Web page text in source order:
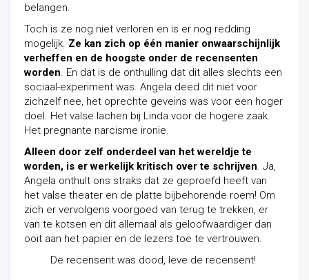
belangen.
Toch is ze nog niet verloren en is er nog redding
mogelijk. Ze kan zich op één manier onwaarschijnlijk
verheffen en de hoogste onder de recensenten
worden. En dat is de onthulling dat dit alles slechts een
sociaal-experiment was. Angela deed dit niet voor
zichzelf nee, het oprechte geveins was voor een hoger
doel. Het valse lachen bij Linda voor de hogere zaak.
Het pregnante narcisme ironie.
Alleen door zelf onderdeel van het wereldje te
worden, is er werkelijk kritisch over te schrijven. Ja,
Angela onthult ons straks dat ze geproefd heeft van
het valse theater en de platte bijbehorende roem! Om
zich er vervolgens voorgoed van terug te trekken, er
van te kotsen en dit allemaal als geloofwaardiger dan
ooit aan het papier en de lezers toe te vertrouwen.
De recensent was dood, leve de recensent!